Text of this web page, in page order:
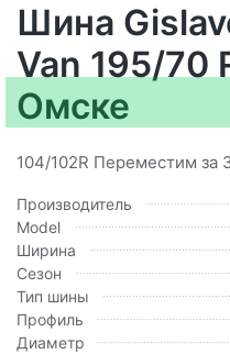
Шина
Van 195/70
Омске
104/102R Переместим за
Производитель
Model
Ширина
Сезон
Тип шины
Профиль
Диаметр